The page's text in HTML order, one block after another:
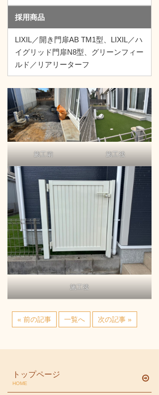
採用商品
LIXIL／開き門扉AB TM1型、LIXIL／ハ
イグリッド門扉N8型、グリーンフィー
ルド／リアリーターフ
施工前 施工後
施工後
« 前の記事 一覧へ 次の記事 »
トップページ
HOME